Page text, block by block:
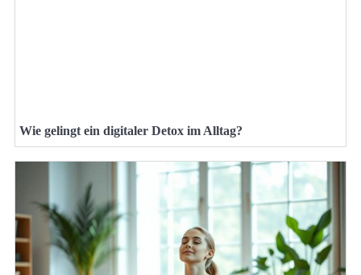
Wie gelingt ein digitaler Detox im Alltag?